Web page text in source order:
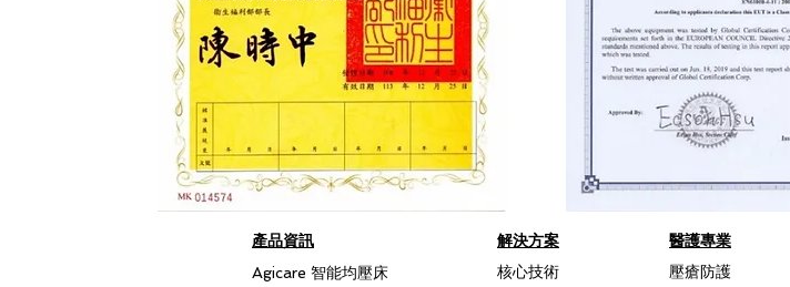
​產品資訊
​Agicare 智能均壓床
解決方案
核心技術
醫護專業
壓瘡防護